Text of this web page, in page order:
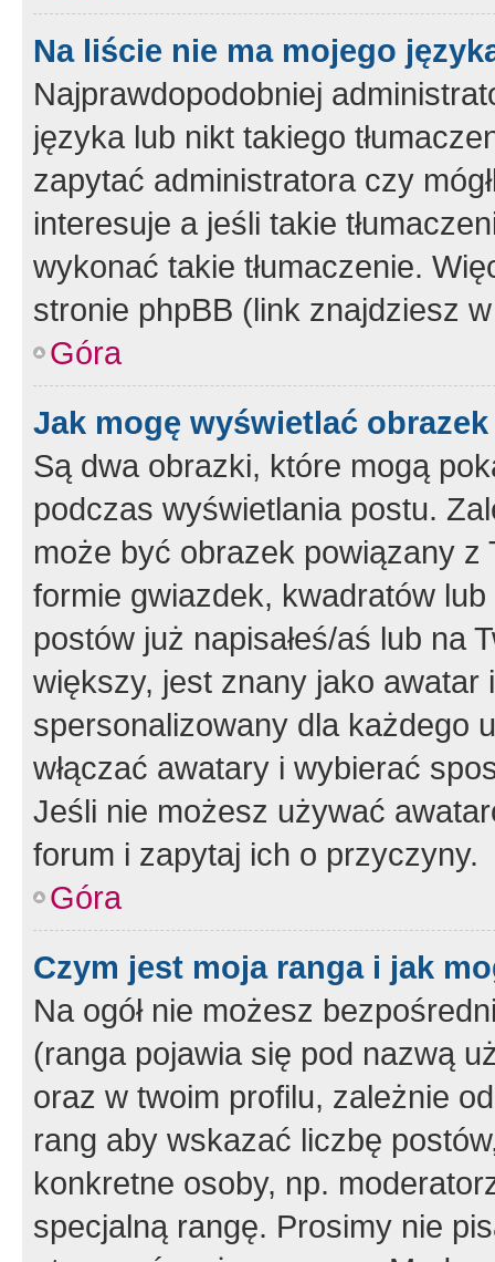
Na liście nie ma mojego
Najprawdopodobniej
języka lub nikt takiego
zapytać administratora czy
interesuje a jeśli takie
wykonać takie tłumaczenie.
stronie phpBB (link znajdziesz
Góra
Jak mogę wyświetlać
Są dwa obrazki, które mogą
podczas wyświetlania postu.
może być obrazek powiązany z
formie gwiazdek, kwadratów
postów już napisałeś/aś lub na
większy, jest znany jako
spersonalizowany dla każdego
włączać awatary i wybierać
Jeśli nie możesz używać
forum i zapytaj ich o przyczyny.
Góra
Czym jest moja ranga i jak
Na ogół nie możesz
(ranga pojawia się pod nazwą
oraz w twoim profilu, zależnie
rang aby wskazać liczbę
konkretne osoby, np.
specjalną rangę. Prosimy nie